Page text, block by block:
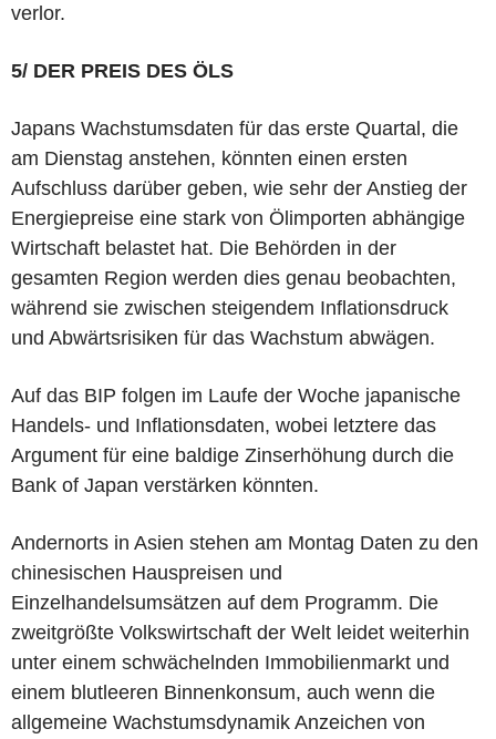
verlor.
5/ DER PREIS DES ÖLS
Japans Wachstumsdaten für das erste Quartal, die
am Dienstag anstehen, könnten einen ersten
Aufschluss darüber geben, wie sehr der Anstieg der
Energiepreise eine stark von Ölimporten abhängige
Wirtschaft belastet hat. Die Behörden in der
gesamten Region werden dies genau beobachten,
während sie zwischen steigendem Inflationsdruck
und Abwärtsrisiken für das Wachstum abwägen.
Auf das BIP folgen im Laufe der Woche japanische
Handels- und Inflationsdaten, wobei letztere das
Argument für eine baldige Zinserhöhung durch die
Bank of Japan verstärken könnten.
Andernorts in Asien stehen am Montag Daten zu den
chinesischen Hauspreisen und
Einzelhandelsumsätzen auf dem Programm. Die
zweitgrößte Volkswirtschaft der Welt leidet weiterhin
unter einem schwächelnden Immobilienmarkt und
einem blutleeren Binnenkonsum, auch wenn die
allgemeine Wachstumsdynamik Anzeichen von